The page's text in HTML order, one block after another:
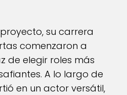
su carrera
comenzaron a
de elegir roles más
A lo largo de
en un actor versátil,